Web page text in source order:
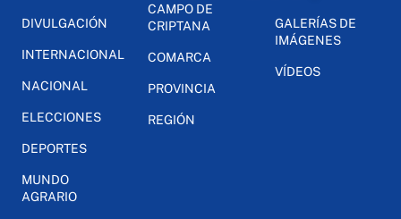
DIVULGACIÓN
INTERNACIONAL
NACIONAL
ELECCIONES
DEPORTES
MUNDO
AGRARIO
CAMPO DE
CRIPTANA
COMARCA
PROVINCIA
REGIÓN
GALERÍAS DE
IMÁGENES
VÍDEOS